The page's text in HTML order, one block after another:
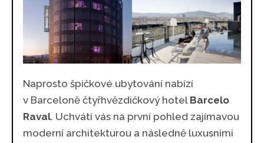
Naprosto špičkové ubytování nabízí
v Barceloně čtyřhvězdičkový hotel Barcelo
Raval. Uchvátí vás na první pohled zajímavou
moderní architekturou a následně luxusními